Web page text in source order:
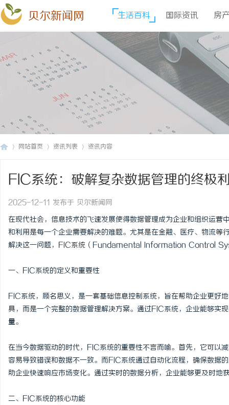
贝尔新闻网 生活百科 国际资讯 房
网站首页 资讯列表 资讯内容
FIC系统：破解复杂数据管理的终极
2025-12-11 发布于 贝尔新闻网
在现代社会，信息技术的飞速发展使得数据管理成为企业和组织运
和利用是每一个企业需要解决的难题。尤其是在金融、医疗、物流
解决这一问题，
FIC系统 （Fundamental Information Control
一、FIC系统的定义和重要性
FIC系统，顾名思义，是一套基础信息控制系统，旨在帮助企业更好
具，而是一个完整的数据管理解决方案。通过FIC系统，企业能够实
量。
在当今数据驱动的时代，FIC系统的重要性不言而喻。首先，它可以
容易导致错误和数据不一致。而FIC系统通过自动化流程，确保数据
助企业快速响应市场变化。通过实时的数据分析，企业能够更及时
二、FIC系统的核心功能